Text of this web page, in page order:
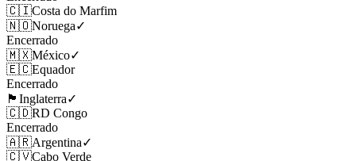
🇨🇮Costa do Marfim
🇳🇴Noruega✓
Encerrado
🇲🇽México✓
🇪🇨Equador
Encerrado
🏴󠁧󠁢󠁥󠁮󠁧󠁿 Inglaterra✓
🇨🇩RD Congo
Encerrado
🇦🇷Argentina✓
🇨🇻Cabo Verde